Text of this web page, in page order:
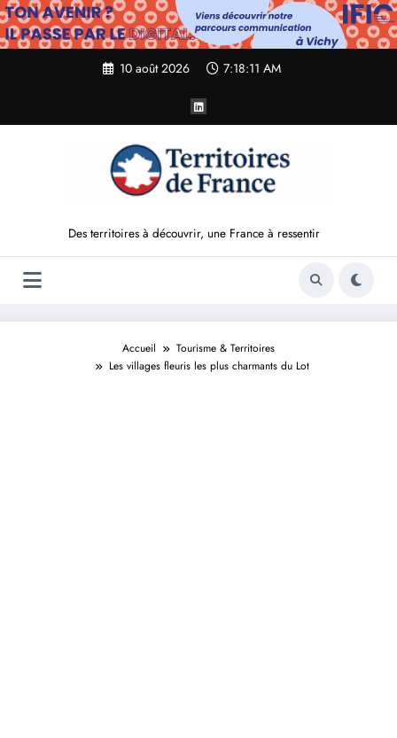
Aller
au
contenu
10 août 2026 7:18:12 AM
Des territoires à découvrir, une France à ressentir
Accueil
Tourisme & Territoires
Les villages fleuris les plus charmants du Lot